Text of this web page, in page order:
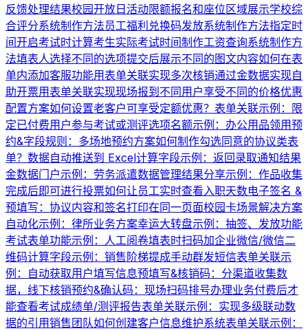
反馈处理结果校园开放日活动限额报名和座位区域展示学校综
合评分系统制作方法员工福利兑换码发放系统制作方法指定时
间开启考试时计算考生实际考试时间制作工资查询系统制作方
法填表人选择不同的选项提交后展示不同的图文内容如何在表
单内添加客服功能用表单关联实现多次核销通过金数据实现自
助开票用表单关联实现现场报到不同用户享受不同的价格优惠
配置方案如何设置老客户可享受定额优惠？ 表单关联示例：限
定已付费用户参与考试或测评选项名额示例：办公用品领用预
约&字段规则：多场地预约方案如何制作勾选同意的协议类表
单？ 数据自动推送到 Excel计算字段示例：返回录取通知结果
金数据门户示例：劳务派遣数据管理结果分享示例：作品收集
完成后即可进行投票如何让员工实时查看入职天数电子签名 &
预填写：协议内容和签名打印在同一页面校园卡场景解决方案
自动化示例：律所业务方案幸运大转盘示例：抽签、发放功能
考试表单功能示例：人工阅卷填表时扫码加企业微信/微信二
维码计算字段示例：销售阶梯提成手动群发短信表单关联示
例：自动获取用户填写信息预填写&核销码：分渠道收集数
据，线下核销预约&确认码：现场扫码排号办理业务付费后才
能查看考试成绩单/测评报告表单关联示例：实现多级联动数
据的引用销售团队如何创建客户信息维护系统表单关联示例：